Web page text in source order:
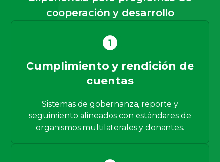
cooperación y desarrollo
Cumplimiento y rendición de
cuentas
Sistemas de gobernanza, reporte y
seguimiento alineados con estándares de
organismos multilaterales y donantes.